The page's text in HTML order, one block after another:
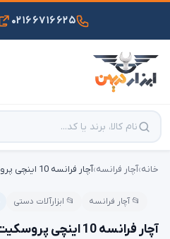
۰۲۱۶۶۷۱۶۶۲۵
خانه›آچار فرانسه›آچار فرانسه 10 اینچی پروسکیت مدل proskit hw-010
📂 آچار فرانسه 📂 ابزارآلات دستی